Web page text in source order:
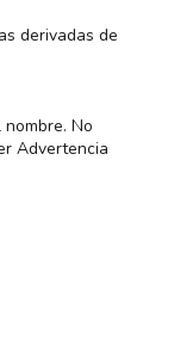
derivadas de
No
Advertencia